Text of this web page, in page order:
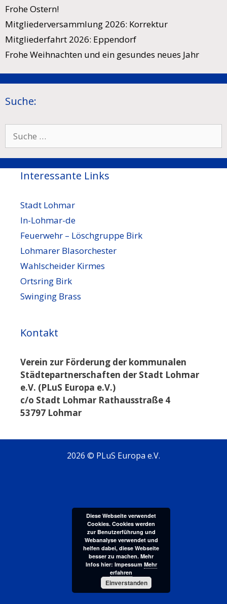
Frohe Ostern!
Mitgliederversammlung 2026: Korrektur
Mitgliederfahrt 2026: Eppendorf
Frohe Weihnachten und ein gesundes neues Jahr
Suche:
nach:
Interessante Links
Stadt Lohmar
In-Lohmar-de
Feuerwehr – Löschgruppe Birk
Lohmarer Blasorchester
Wahlscheider Kirmes
Ortsring Birk
Swinging Brass
Kontakt
Verein zur Förderung der kommunalen
Städtepartnerschaften der Stadt Lohmar
e.V. (PLuS Europa e.V.)
c/o Stadt Lohmar Rathausstraße 4
53797 Lohmar
2026 © PLuS Europa e.V.
Diese Webseite verwendet
Cookies. Cookies werden
zur Benutzerführung und
Webanalyse verwendet und
helfen dabei, diese Webseite
besser zu machen. Mehr
Infos hier: Impessum Mehr
erfahren
Einverstanden